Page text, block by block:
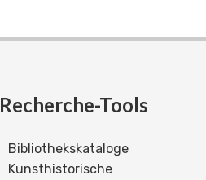
Recherche-Tools
Bibliothekskataloge
Kunsthistorische